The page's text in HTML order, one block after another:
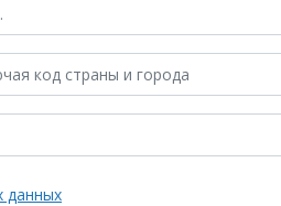
данных